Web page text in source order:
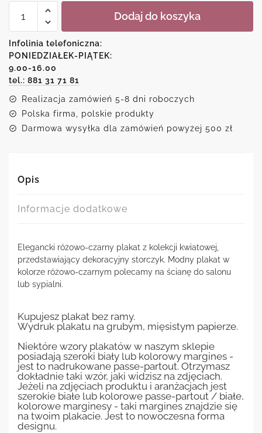
ilość
Różowo-
ze
storczykiem
Dodaj do koszyka
Infolinia telefoniczna:
PONIEDZIAŁEK-PIĄTEK:
9.00-16.00
tel.: 881 31 71 81
Realizacja zamówień 5-8 dni roboczych
Polska firma, polskie produkty
Darmowa wysyłka dla zamówień powyżej 500 zł
Opis
Informacje dodatkowe
Elegancki różowo-czarny plakat z kolekcji kwiatowej,
przedstawiający dekoracyjny storczyk. Modny plakat w
kolorze różowo-czarnym polecamy na ścianę do salonu
lub sypialni.
Kupujesz plakat bez ramy.
Wydruk plakatu na grubym, mięsistym papierze.
Niektóre wzory plakatów w naszym sklepie
posiadają szeroki biały lub kolorowy margines -
jest to nadrukowane passe-partout. Otrzymasz
dokładnie taki wzór, jaki widzisz na zdjęciach.
Jeżeli na zdjęciach produktu i aranżacjach jest
szerokie białe lub kolorowe passe-partout / białe,
kolorowe marginesy - taki margines znajdzie się
na twoim plakacie. Jest to nowoczesna forma
designu.